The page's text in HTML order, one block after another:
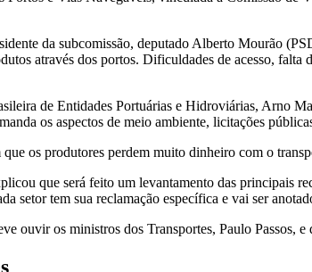
da subcomissão, deputado Alberto Mourão
através dos portos. Dificuldades de acesso,
de Entidades Portuárias e Hidroviárias, Arno
os aspectos de meio ambiente, licitações
os produtores perdem muito dinheiro com o
que será feito um levantamento das principais
setor tem sua reclamação específica e vai ser
ouvir os ministros dos Transportes, Paulo Passos,